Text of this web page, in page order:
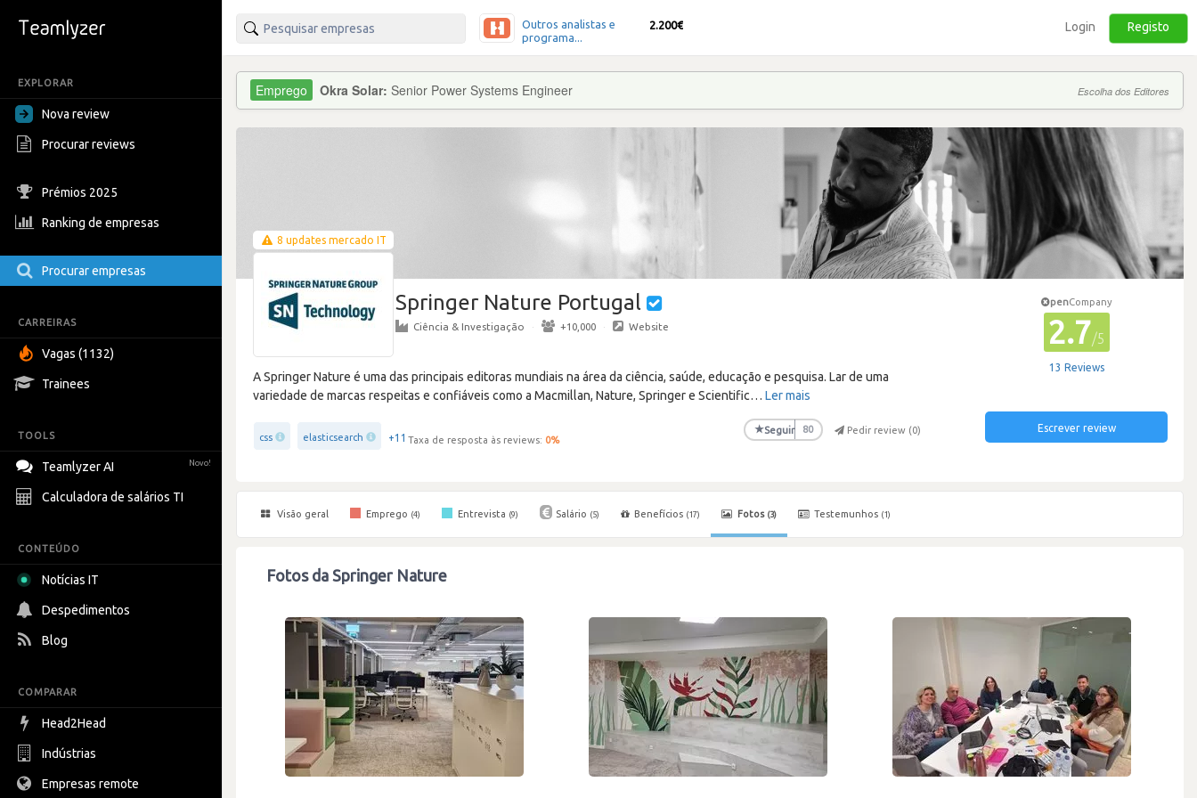
EXPLORAR
Nova review
Procurar reviews
Prémios 2025
Ranking de empresas
Procurar empresas
CARREIRAS
Vagas (1132)
Trainees
TOOLS
Teamlyzer AI Novo!
Calculadora de salários TI
CONTEÚDO
Notícias IT
Despedimentos
Blog
COMPARAR
Head2Head
Indústrias
Empresas remote
Outros analistas e
programa...
2.200€ Login Registo
Okra Solar: Senior Power Systems Engineer Escolha dos Editores
8 updates mercado IT
Springer Nature Portugal
Ciência & Investigação · +10,000 · Website
A Springer Nature é uma das principais editoras mundiais na área da ciência, saúde, educação e pesquisa. Lar de uma
variedade de marcas respeitas e confiáveis como a Macmillan, Nature, Springer e Scientific… Ler mais
css elasticsearch +11 Taxa de resposta às reviews: 0%
★Seguir 80 Pedir review (0)
penCompany
2.7/5
13 Reviews
Escrever review
Visão geral Emprego (4) Entrevista (9) Salário (5) Benefícios (17) Fotos (3) Testemunhos (1)
Fotos da Springer Nature